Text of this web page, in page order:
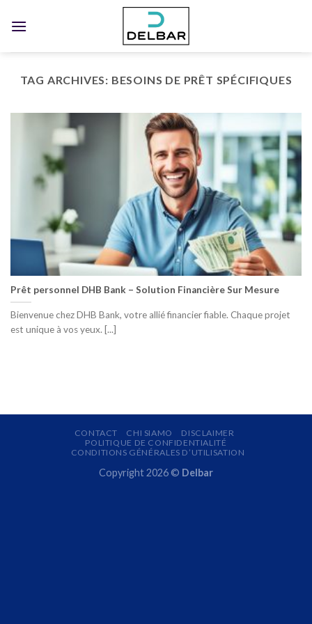
TAG ARCHIVES: BESOINS DE PRÊT SPÉCIFIQUES
Prêt personnel DHB Bank – Solution Financière Sur Mesure
Bienvenue chez DHB Bank, votre allié financier fiable. Chaque projet
est unique à vos yeux. [...]
CONTACT CHI SIAMO
DISCLAIMER
POLITIQUE DE CONFIDENTIALITÉ
CONDITIONS GÉNÉRALES D’UTILISATION
Copyright 2026 © Delbar